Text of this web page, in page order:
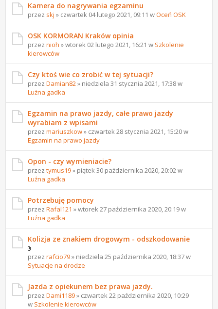
Kamera do nagrywania egzaminu
przez skj » czwartek 04 lutego 2021, 09:11 wOceń OSK
OSK KORMORAN Kraków opinia
przeznioh » wtorek 02 lutego 2021, 16:21 w Szkolenie
kierowców
Czy ktoś wie co zrobić w tej sytuacji?
przezDamian82 » niedziela 31 stycznia 2021, 17:38 w
Luźna gadka
Egzamin na prawo jazdy, całe prawo jazdy
wyrabiam z wpisami
przezmariuszkow» czwartek 28 stycznia 2021, 15:20 w
Egzamin na prawo jazdy
Opon - czy wymieniacie?
przeztymus19» piątek 30 października 2020, 20:02 w
Luźna gadka
Potrzebuję pomocy
przezRafal121 » wtorek 27 października 2020, 20:19 w
Luźna gadka
Kolizja ze znakiem drogowym - odszkodowanie
przezrafcio79» niedziela 25 października 2020, 18:37 w
Sytuacje na drodze
Jazda z opiekunem bez prawa jazdy.
przezDami1189» czwartek 22 października 2020, 10:29
w Szkolenie kierowców